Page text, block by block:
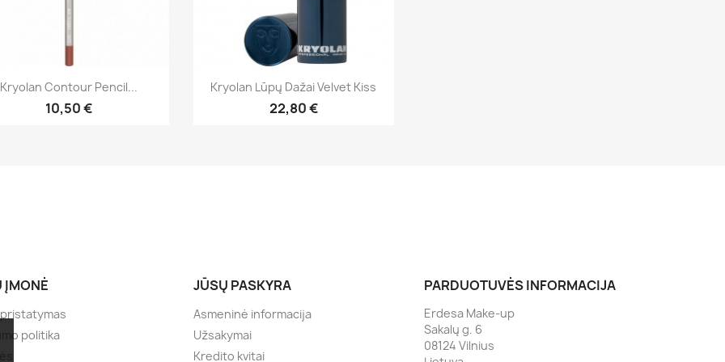
Greita peržiūra
Kryolan Contour Pencil...
10,50 €
 Greita peržiūra
Kryolan Lūpų Dažai Velvet Kiss
22,80 €
ĮMONĖ
politika
JŪSŲ PASKYRA
Asmeninė informacija
Užsakymai
Kredito kvitai
PARDUOTUVĖS INFORMACIJA
Erdesa Make-up
Sakalų g. 6
08124 Vilnius